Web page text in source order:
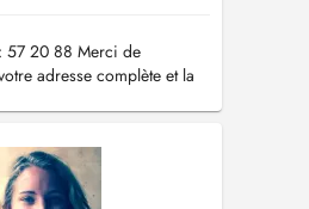
57 20 88 Merci de
adresse complète et la